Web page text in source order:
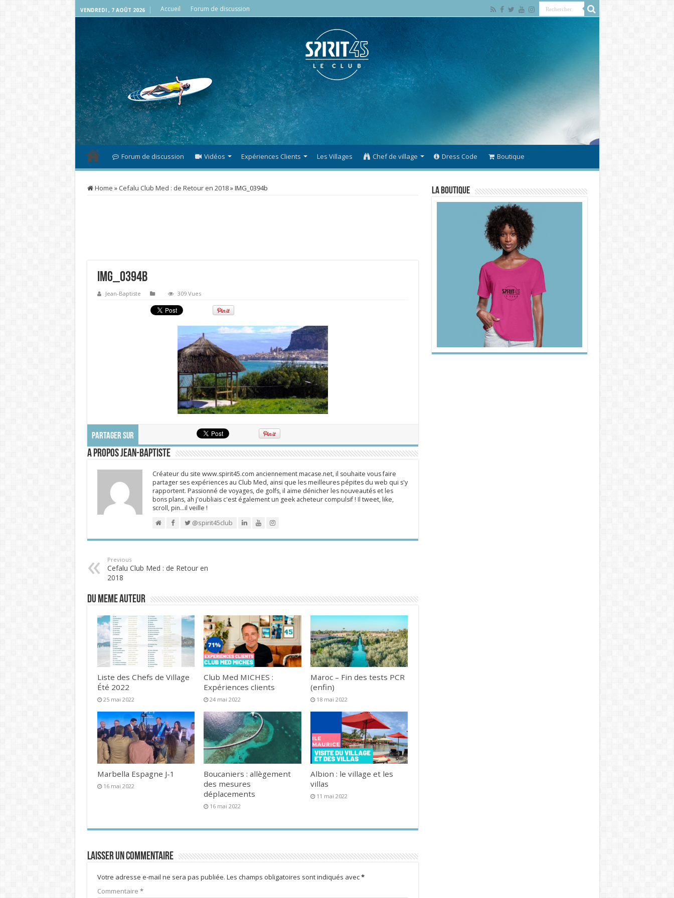
VENDREDI , 7 AOÛT 2026 Accueil Forum de discussion
Forum de discussion Vidéos Expériences Clients Les Villages Chef de village Dress Code Boutique
Home » Cefalu Club Med : de Retour en 2018»IMG_0394b
IMG_0394b
Jean-Baptiste 309 Vues
PARTAGER SUR
A propos Jean-Baptiste
Créateur du site www.spirit45.com anciennement macase.net, il souhaite vous faire
partager ses expériences au Club Med, ainsi que les meilleures pépites du web qui s'y
rapportent. Passionné de voyages, de golfs, il aime dénicher les nouveautés et les
bons plans, ah j'oubliais c'est également un geek acheteur compulsif ! Il tweet, like,
scroll, pin…il veille !
@spirit45club
Previous
Cefalu Club Med : de Retour en
2018
DU MEME AUTEUR
Liste des Chefs de Village
Été 2022
25 mai 2022
Club Med MICHES :
Expériences clients
24 mai 2022
Maroc – Fin des tests PCR
(enfin)
18 mai 2022
Marbella Espagne J-1
16 mai 2022
Boucaniers : allègement
des mesures
déplacements
16 mai 2022
Albion : le village et les
villas
11 mai 2022
Laisser un commentaire
Votre adresse e-mail ne sera pas publiée. Les champs obligatoires sont indiqués avec*
Commentaire *
La Boutique